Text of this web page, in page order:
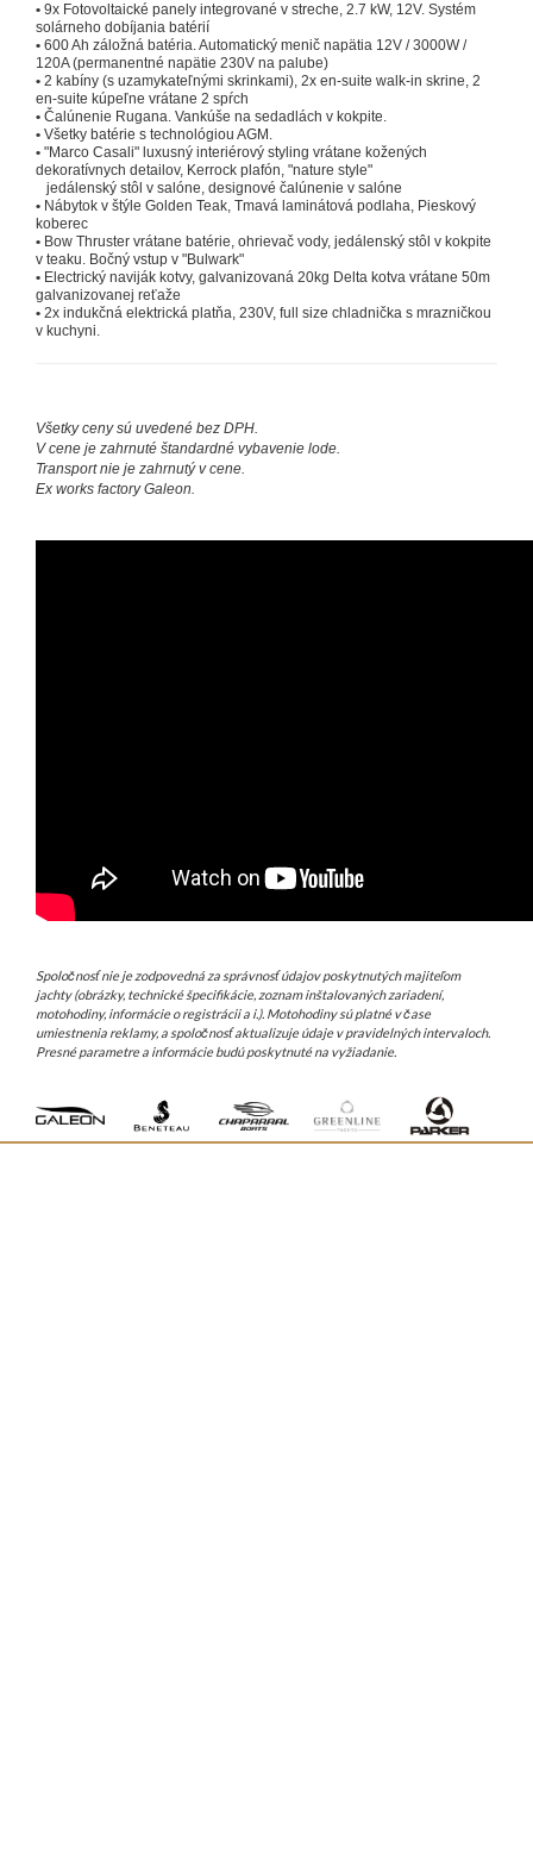
• 9x Fotovoltaické panely integrované v streche, 2.7 kW, 12V. Systém
solárneho dobíjania batérií
• 600 Ah záložná batéria. Automatický menič napätia 12V / 3000W /
120A (permanentné napätie 230V na palube)
• 2 kabíny (s uzamykateľnými skrinkami), 2x en-suite walk-in skrine, 2
en-suite kúpeľne vrátane 2 spŕch
• Čalúnenie Rugana. Vankúše na sedadlách v kokpite.
• Všetky batérie s technológiou AGM.
• "Marco Casali" luxusný interiérový styling vrátane kožených
dekoratívnych detailov, Kerrock plafón, "nature style"
jedálenský stôl v salóne, designové čalúnenie v salóne
• Nábytok v štýle Golden Teak, Tmavá laminátová podlaha, Pieskový
koberec
• Bow Thruster vrátane batérie, ohrievač vody, jedálenský stôl v kokpite
v teaku. Bočný vstup v "Bulwark"
• Electrický naviják kotvy, galvanizovaná 20kg Delta kotva vrátane 50m
galvanizovanej reťaže
• 2x indukčná elektrická platňa, 230V, full size chladnička s mrazničkou
v kuchyni.
Všetky ceny sú uvedené bez DPH.
V cene je zahrnuté štandardné vybavenie lode.
Transport nie je zahrnutý v cene.
Ex works factory Galeon.
Spoločnosť nie je zodpovedná za správnosť údajov poskytnutých majiteľom
jachty (obrázky, technické špecifikácie, zoznam inštalovaných zariadení,
motohodiny, informácie o registrácii a i.). Motohodiny sú platné v čase
umiestnenia reklamy, a spoločnosť aktualizuje údaje v pravidelných intervaloch.
Presné parametre a informácie budú poskytnuté na vyžiadanie.